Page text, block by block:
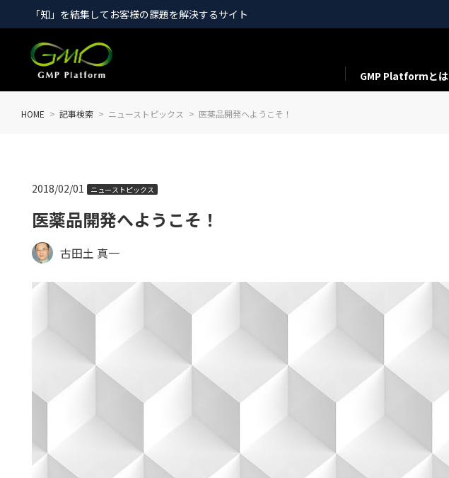
「知」を結集してお客様の課題を解決するサイト
GMP Platformとは
HOME 記事検索 ニューストピックス 医薬品開発へようこそ！
医薬品開発へようこそ！
2018/02/01 ニューストピックス
古田土 真一